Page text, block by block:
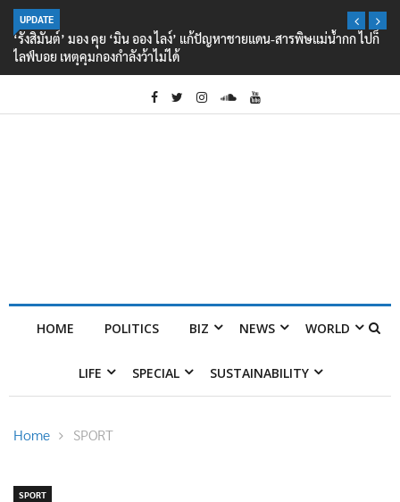
UPDATE
‘รังสิมันต์’ มอง คุย ‘มิน ออง ไลง์’ แก้ปัญหาชายแดน-สารพิษแม่น้ำกก ไปก็
ไลฟ์บอย เหตุคุมกองกำลังว้าไม่ได้
HOME POLITICS BIZ NEWS WORLD
LIFE SPECIAL SUSTAINABILITY
Home SPORT
SPORT